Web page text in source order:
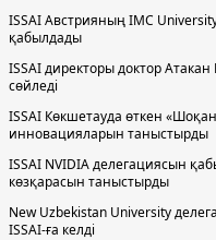
ISSAI Австрияның IMC
қабылдады
ISSAI директоры доктор
сөйледі
ISSAI Көкшетауда өткен
инновацияларын таныстырды
ISSAI NVIDIA делегациясын
көзқарасын таныстырды
New Uzbekistan University
ISSAI-ға келді